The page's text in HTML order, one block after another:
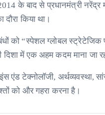
के बाद से प्रधानमंत्री
किया था।
को “स्पेशल ग्लोबल स्ट्रेटेजिक
में एक अहम कदम माना जा
एंड टेक्नोलॉजी,
को और गहरा करना है।